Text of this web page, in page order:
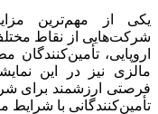
شرکت‌هایی از نقاط
اروپایی،
مالزی نیز در این
فرصتی ارزشمند برای
تأمین‌کنندگانی با